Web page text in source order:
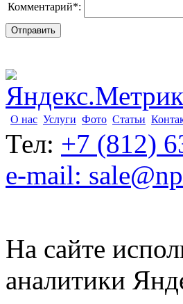
Комментарий*:
О нас Услуги Фото Статьи
Тел: +7 (812)
e-mail:
На сайте
аналитики